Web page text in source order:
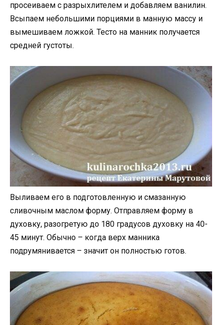
просеиваем с разрыхлителем и добавляем ванилин.
Всыпаем небольшими порциями в манную массу и
вымешиваем ложкой. Тесто на манник получается
средней густоты.
Выливаем его в подготовленную и смазанную
сливочным маслом форму. Отправляем форму в
духовку, разогретую до 180 градусов духовку на 40-
45 минут. Обычно – когда верх манника
подрумянивается – значит он полностью готов.